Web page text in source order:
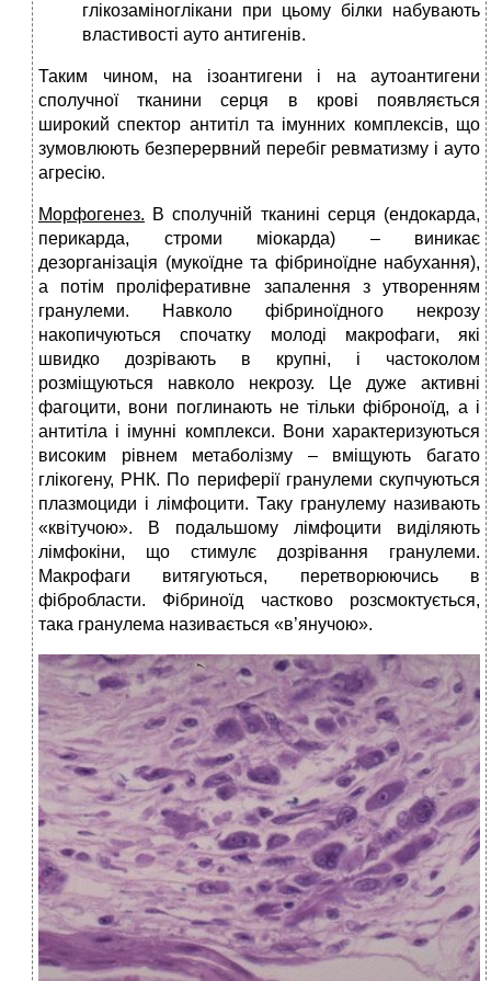
глікозаміноглікани при цьому білки набувають
властивості ауто антигенів.
Таким чином, на ізоантигени і на аутоантигени
сполучної тканини серця в крові появляється
широкий спектор антитіл та імунних комплексів, що
зумовлюють безперервний перебіг ревматизму і ауто
агресію.
Морфогенез. В сполучній тканині серця (ендокарда,
перикарда, строми міокарда) – виникає
дезорганізація (мукоїдне та фібриноїдне набухання),
а потім проліферативне запалення з утворенням
гранулеми. Навколо фібриноїдного некрозу
накопичуються спочатку молоді макрофаги, які
швидко дозрівають в крупні, і частоколом
розміщуються навколо некрозу. Це дуже активні
фагоцити, вони поглинають не тільки фіброноїд, а і
антитіла і імунні комплекси. Вони характеризуються
високим рівнем метаболізму – вміщують багато
глікогену, РНК. По периферії гранулеми скупчуються
плазмоциди і лімфоцити. Таку гранулему називають
«квітучою». В подальшому лімфоцити виділяють
лімфокіни, що стимулє дозрівання гранулеми.
Макрофаги витягуються, перетворюючись в
фібробласти. Фібриноїд частково розсмоктується,
така гранулема називається «в’янучою».